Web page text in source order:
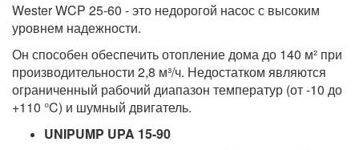
Wester WCP 25-60 - это недорогой насос с высоким
уровнем надежности.
Он способен обеспечить отопление дома до 140 м² при
производительности 2,8 м³/ч. Недостатком являются
ограниченный рабочий диапазон температур (от -10 до
+110 °C) и шумный двигатель.
UNIPUMP UPA 15-90